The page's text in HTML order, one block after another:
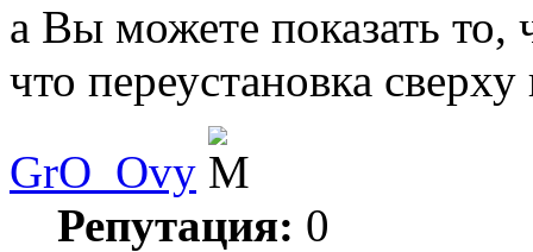
а Вы можете показать то,
что переустановка
GrO_Ovy
Репутация: 0